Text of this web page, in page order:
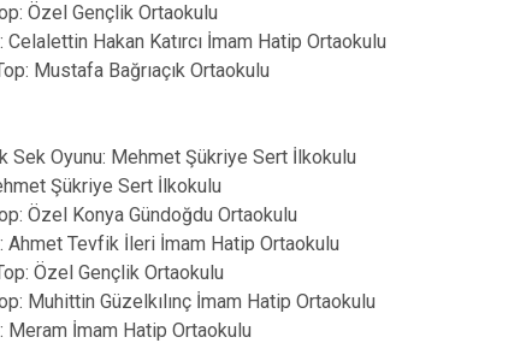
Özel Gençlik Ortaokulu
Celalettin Hakan Katırcı İmam Hatip Ortaokulu
Mustafa Bağrıaçık Ortaokulu
Sek Oyunu: Mehmet Şükriye Sert İlkokulu
Şükriye Sert İlkokulu
Özel Konya Gündoğdu Ortaokulu
Ahmet Tevfik İleri İmam Hatip Ortaokulu
Özel Gençlik Ortaokulu
Muhittin Güzelkılınç İmam Hatip Ortaokulu
Meram İmam Hatip Ortaokulu